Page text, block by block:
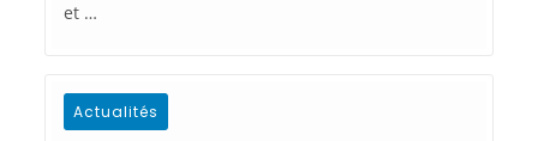
et …
Actualités